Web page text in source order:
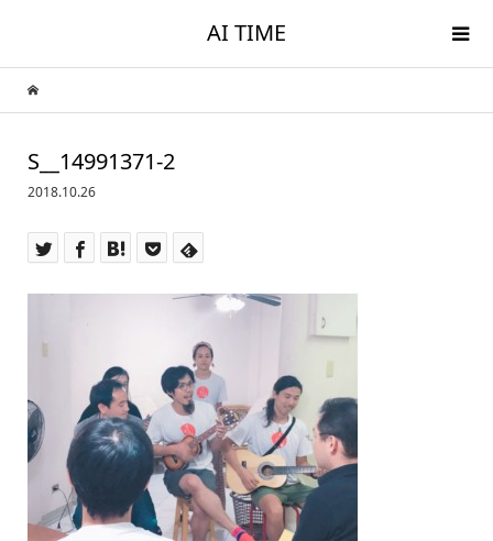
AI TIME
S__14991371-2
2018.10.26